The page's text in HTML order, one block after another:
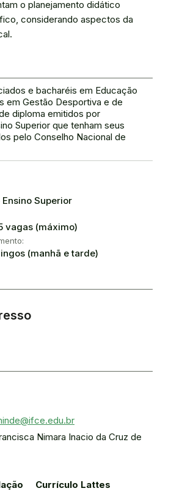
o planejamento didático
considerando aspectos da
e bacharéis em Educação
em Gestão Desportiva e de
diploma emitidos por
Superior que tenham seus
pelo Conselho Nacional de
Superior
vagas (máximo)
(manhã e tarde)
Nimara Inacio da Cruz de
Currículo Lattes